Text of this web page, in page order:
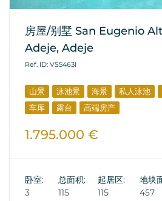
房屋/别墅 San Eugenio
Adeje, Adeje
Ref. ID: VS5463I
山景 泳池景 海景 私人泳池
车库
露台 高端房产
1.795.000 €
卧室:
3
总面积:
115
起居区:
115
地块
457